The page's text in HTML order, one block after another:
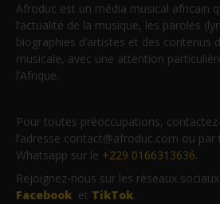
Afroduc est un média musical africain
l’actualité de la musique, les paroles
biographies d’artistes et des contenus
musicale, avec une attention
l’Afrique.
Pour toutes préoccupations,
l’adresse contact@afroduc.com ou
Whatsapp sur le +229 0166313636.
Rejoignez-nous sur les réseaux
Facebook et TikTok.